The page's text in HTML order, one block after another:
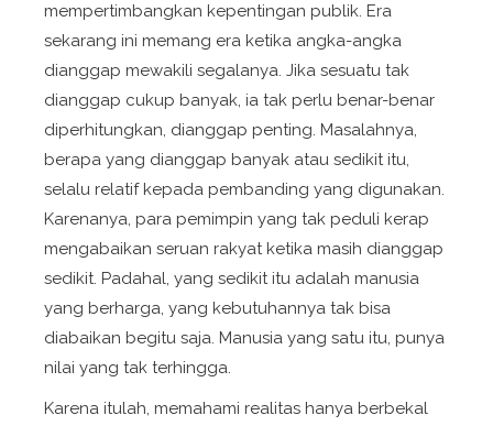
mempertimbangkan kepentingan publik. Era
sekarang ini memang era ketika angka-angka
dianggap mewakili segalanya. Jika sesuatu tak
dianggap cukup banyak, ia tak perlu benar-benar
diperhitungkan, dianggap penting. Masalahnya,
berapa yang dianggap banyak atau sedikit itu,
selalu relatif kepada pembanding yang digunakan.
Karenanya, para pemimpin yang tak peduli kerap
mengabaikan seruan rakyat ketika masih dianggap
sedikit. Padahal, yang sedikit itu adalah manusia
yang berharga, yang kebutuhannya tak bisa
diabaikan begitu saja. Manusia yang satu itu, punya
nilai yang tak terhingga.
Karena itulah, memahami realitas hanya berbekal